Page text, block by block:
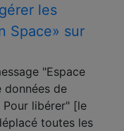
les
Space» sur
"Espace
données de
libérer" [le
toutes les